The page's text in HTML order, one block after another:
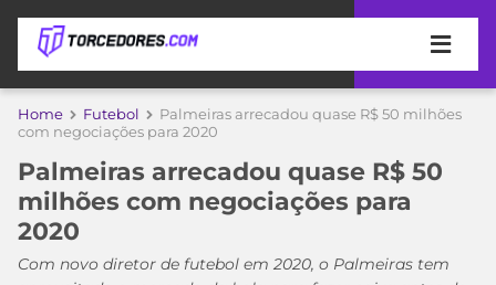
APOSTAS
DE
APOSTA
MELHORES
COPA
DO
MUNDO
Home Futebol
Palmeiras arrecadou quase R$ 50 milhões
com negociações para 2020
Palmeiras arrecadou quase R$ 50
milhões com negociações para
2020
Com novo diretor de futebol em 2020, o Palmeiras tem